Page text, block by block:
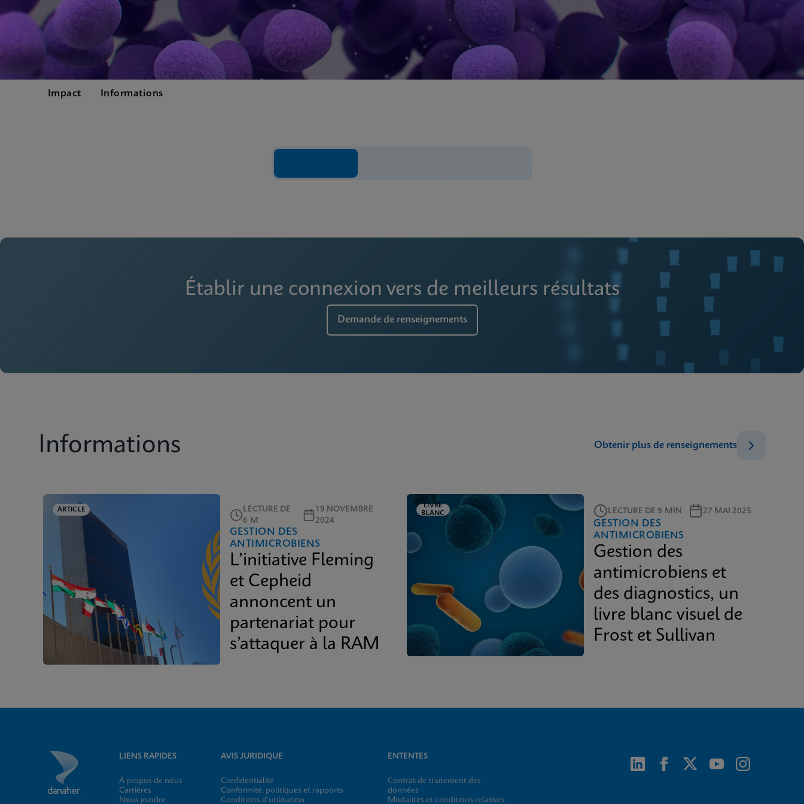
Impact Informations
Établir une connexion vers de meilleurs résultats
Demande de renseignements
Informations Obtenir plus de renseignements
ARTICLE
LECTURE DE
6 M
19 NOVEMBRE
2024
GESTION DES
ANTIMICROBIENS
L’initiative Fleming
et Cepheid
annoncent un
partenariat pour
s’attaquer à la RAM
LIVRE
BLANC
LECTURE DE 9 MIN 27 MAI 2025
GESTION DES
ANTIMICROBIENS
Gestion des
antimicrobiens et
des diagnostics, un
livre blanc visuel de
Frost et Sullivan
LIENS RAPIDES
À propos de nous
Carrières
Nous joindre
AVIS JURIDIQUE
Confidentialité
Conformité, politiques et rapports
Conditions d’utilisation
ENTENTES
Contrat de traitement des
données
Modalités et conditions relatives